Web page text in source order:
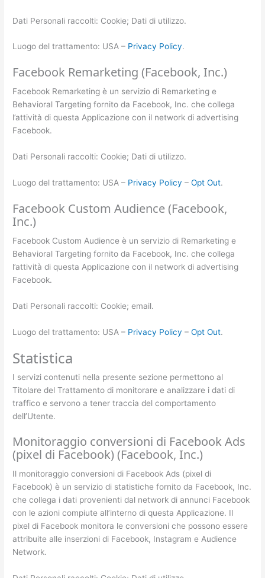
Dati Personali raccolti: Cookie; Dati di utilizzo.
Luogo del trattamento: USA – Privacy Policy.
Facebook Remarketing (Facebook, Inc.)
Facebook Remarketing è un servizio di Remarketing e
Behavioral Targeting fornito da Facebook, Inc. che collega
l’attività di questa Applicazione con il network di advertising
Facebook.
Dati Personali raccolti: Cookie; Dati di utilizzo.
Luogo del trattamento: USA – Privacy Policy –Opt Out.
Facebook Custom Audience (Facebook,
Inc.)
Facebook Custom Audience è un servizio di Remarketing e
Behavioral Targeting fornito da Facebook, Inc. che collega
l’attività di questa Applicazione con il network di advertising
Facebook.
Dati Personali raccolti: Cookie; email.
Luogo del trattamento: USA – Privacy Policy –Opt Out.
Statistica
I servizi contenuti nella presente sezione permettono al
Titolare del Trattamento di monitorare e analizzare i dati di
traffico e servono a tener traccia del comportamento
dell’Utente.
Monitoraggio conversioni di Facebook Ads
(pixel di Facebook) (Facebook, Inc.)
Il monitoraggio conversioni di Facebook Ads (pixel di
Facebook) è un servizio di statistiche fornito da Facebook, Inc.
che collega i dati provenienti dal network di annunci Facebook
con le azioni compiute all’interno di questa Applicazione. Il
pixel di Facebook monitora le conversioni che possono essere
attribuite alle inserzioni di Facebook, Instagram e Audience
Network.